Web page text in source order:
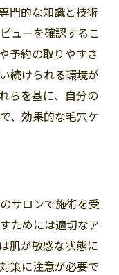
門的な知識と技術
ューを確認するこ
予約の取りやすさ
続けられる環境が
らを基に、自分の
、効果的な毛穴ケ
サロンで施術を受
ためには適切なア
肌が敏感な状態に
策に注意が必要で